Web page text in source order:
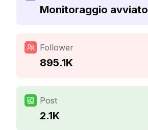
Monitoraggio avviato
Follower
895.1K
Post
2.1K